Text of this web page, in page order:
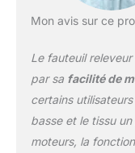
Mon avis sur ce
Le fauteuil
par sa facilité de
certains
basse et le tissu
moteurs, la